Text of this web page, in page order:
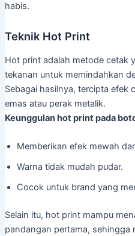
habis.
Teknik Hot Print
Hot print adalah metode cetak
tekanan untuk memindahkan
Sebagai hasilnya, tercipta efek
emas atau perak metalik.
Keunggulan hot print pada
Memberikan efek mewah
Warna tidak mudah pudar.
Cocok untuk brand yang
Selain itu, hot print mampu
pandangan pertama, sehingga